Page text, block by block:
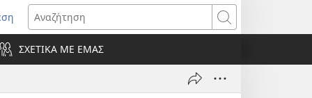
Αναζήτηση
ΣΧΕΤΙΚΑ ΜΕ ΕΜΑΣ